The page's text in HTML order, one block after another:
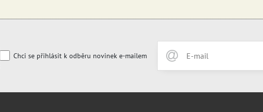
Chci se přihlásit k odběru novinek e-mailem